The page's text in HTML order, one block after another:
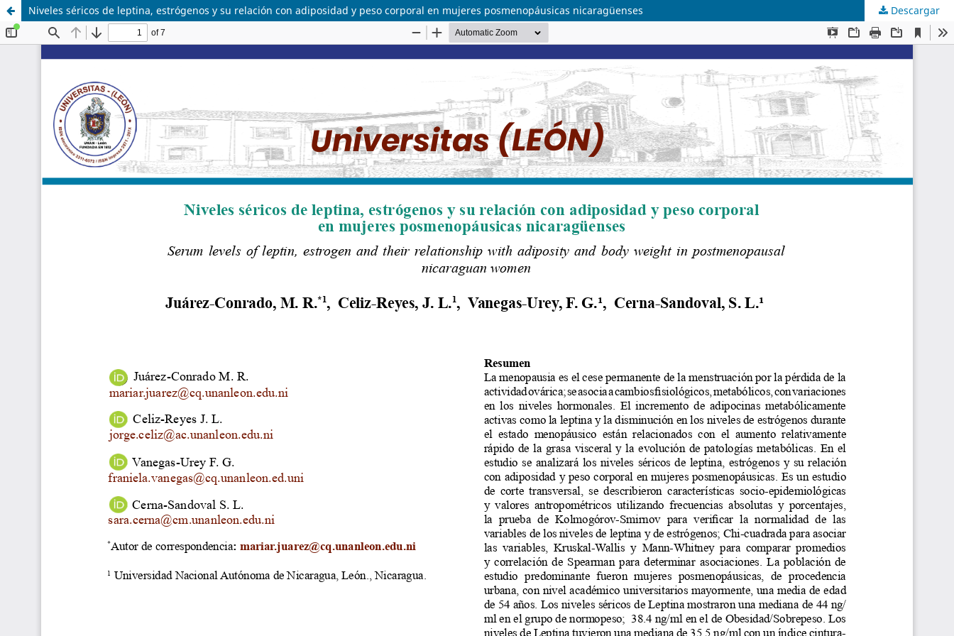
Niveles séricos de leptina, estrógenos y su relación con adiposidad y peso corporal en mujeres posmenopáusicas nicaragüenses Descargar